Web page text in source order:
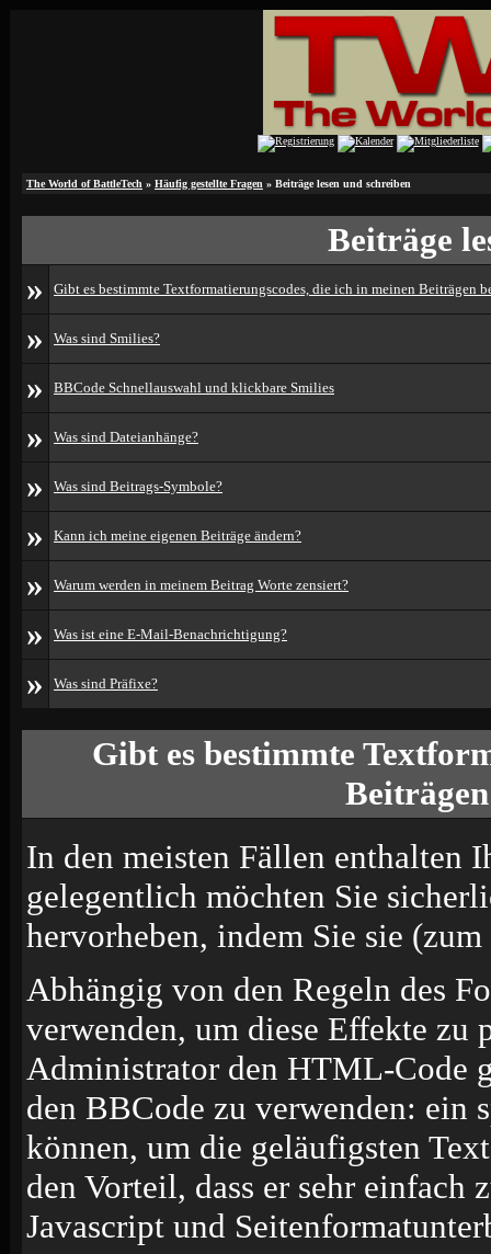
The World of BattleTech » Häufig gestellte Fragen » Beiträge lesen und schreiben
Beiträge
»
Gibt es bestimmte Textformatierungscodes, die ich in meinen Beiträgen
» Was sind Smilies?
» BBCode Schnellauswahl und klickbare Smilies
» Was sind Dateianhänge?
» Was sind Beitrags-Symbole?
» Kann ich meine eigenen Beiträge ändern?
» Warum werden in meinem Beitrag Worte zensiert?
» Was ist eine E-Mail-Benachrichtigung?
» Was sind Präfixe?
Gibt es bestimmte
In den meisten Fällen enthalten
gelegentlich möchten Sie
hervorheben, indem Sie sie
Abhängig von den Regeln des
verwenden, um diese Effekte zu
Administrator den HTML-Code
den BBCode zu verwenden: ein
können, um die geläufigsten
den Vorteil, dass er sehr
Javascript und